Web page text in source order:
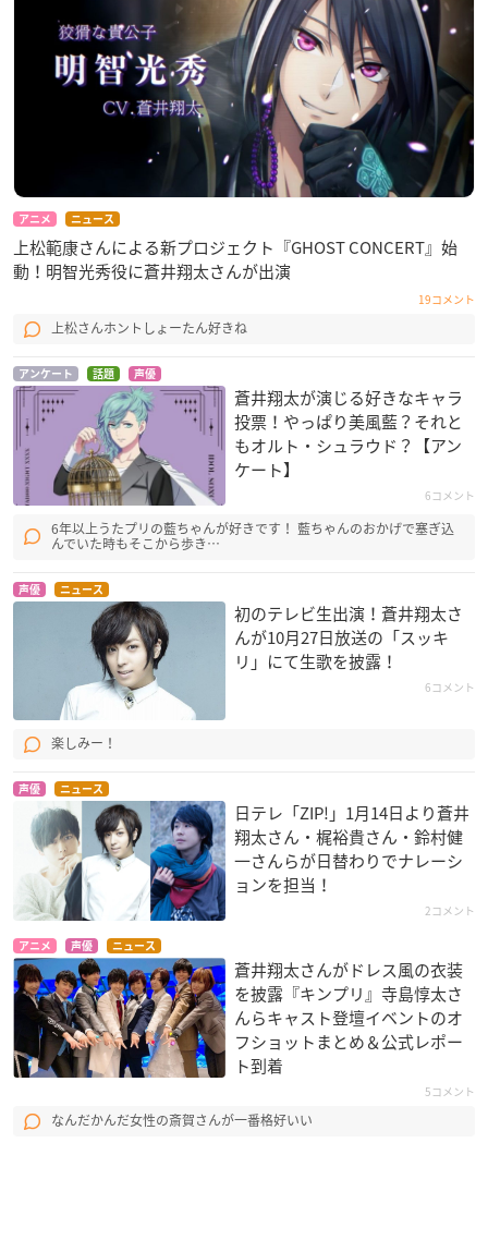
アニメ ニュース
上松範康さんによる新プロジェクト『GHOST CONCERT』始
動！明智光秀役に蒼井翔太さんが出演
19コメント
上松さんホントしょーたん好きね
アンケート 話題 声優
蒼井翔太が演じる好きなキャラ
投票！やっぱり美風藍？それと
もオルト・シュラウド？【アン
ケート】
6コメント
6年以上うたプリの藍ちゃんが好きです！ 藍ちゃんのおかげで塞ぎ込
んでいた時もそこから歩き…
声優 ニュース
初のテレビ生出演！蒼井翔太さ
んが10月27日放送の「スッキ
リ」にて生歌を披露！
6コメント
楽しみー！
声優 ニュース
日テレ「ZIP!」1月14日より蒼井
翔太さん・梶裕貴さん・鈴村健
一さんらが日替わりでナレーシ
ョンを担当！
2コメント
アニメ 声優 ニュース
蒼井翔太さんがドレス風の衣装
を披露『キンプリ』寺島惇太さ
んらキャスト登壇イベントのオ
フショットまとめ＆公式レポー
ト到着
5コメント
なんだかんだ女性の斎賀さんが一番格好いい